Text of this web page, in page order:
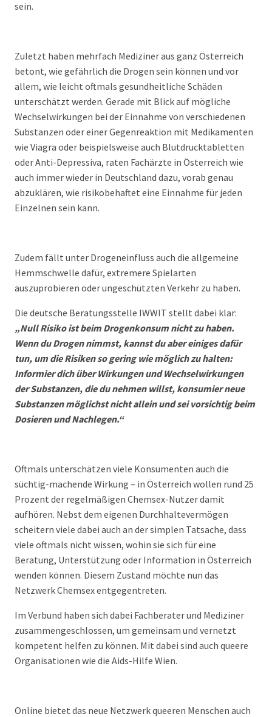
sein.
Zuletzt haben mehrfach Mediziner aus ganz Österreich
betont, wie gefährlich die Drogen sein können und vor
allem, wie leicht oftmals gesundheitliche Schäden
unterschätzt werden. Gerade mit Blick auf mögliche
Wechselwirkungen bei der Einnahme von verschiedenen
Substanzen oder einer Gegenreaktion mit Medikamenten
wie Viagra oder beispielsweise auch Blutdrucktabletten
oder Anti-Depressiva, raten Fachärzte in Österreich wie
auch immer wieder in Deutschland dazu, vorab genau
abzuklären, wie risikobehaftet eine Einnahme für jeden
Einzelnen sein kann.
Zudem fällt unter Drogeneinfluss auch die allgemeine
Hemmschwelle dafür, extremere Spielarten
auszuprobieren oder ungeschützten Verkehr zu haben.
Die deutsche Beratungsstelle IWWIT stellt dabei klar:
„Null Risiko ist beim Drogenkonsum nicht zu haben.
Wenn du Drogen nimmst, kannst du aber einiges dafür
tun, um die Risiken so gering wie möglich zu halten:
Informier dich über Wirkungen und Wechselwirkungen
der Substanzen, die du nehmen willst, konsumier neue
Substanzen möglichst nicht allein und sei vorsichtig beim
Dosieren und Nachlegen.“
Oftmals unterschätzen viele Konsumenten auch die
süchtig-machende Wirkung – in Österreich wollen rund 25
Prozent der regelmäßigen Chemsex-Nutzer damit
aufhören. Nebst dem eigenen Durchhaltevermögen
scheitern viele dabei auch an der simplen Tatsache, dass
viele oftmals nicht wissen, wohin sie sich für eine
Beratung, Unterstützung oder Information in Österreich
wenden können. Diesem Zustand möchte nun das
Netzwerk Chemsex entgegentreten.
Im Verbund haben sich dabei Fachberater und Mediziner
zusammengeschlossen, um gemeinsam und vernetzt
kompetent helfen zu können. Mit dabei sind auch queere
Organisationen wie die Aids-Hilfe Wien.
Online bietet das neue Netzwerk queeren Menschen auch